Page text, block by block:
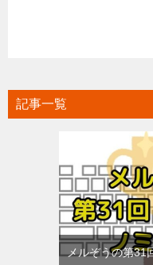
記事一覧
メルぞうの第31